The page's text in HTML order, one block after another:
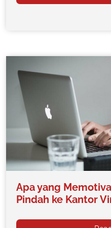
Apa yang
Pindah ke Kantor